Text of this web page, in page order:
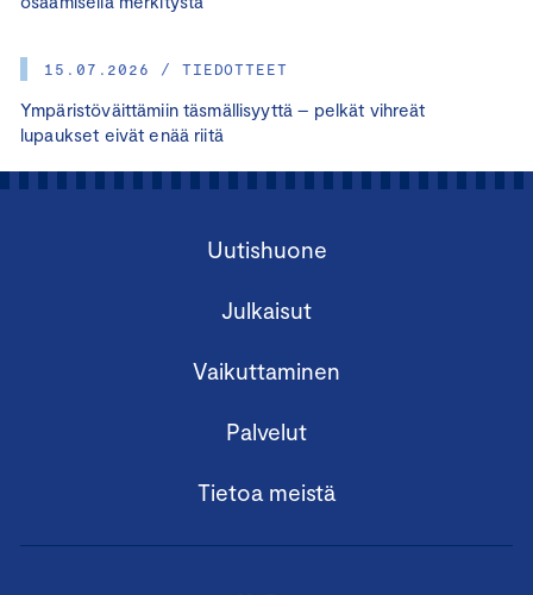
15.07.2026 / TIEDOTTEET
Ympäristöväittämiin täsmällisyyttä – pelkät vihreät
lupaukset eivät enää riitä
Uutishuone
Julkaisut
Vaikuttaminen
Palvelut
Tietoa meistä